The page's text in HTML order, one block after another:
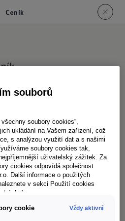
Ceník
orientační, doporučené
Užitkové vozy
s.r.o.), a nejsou nabídkou ve
souborů
soubory cookies“,
ukládání na Vašem zařízení, což
s analýzou využití dat a s našimi
soubory cookies tak,
uživatelský zážitek. Za
cookies odpovídá společnost
Další informace o použitých
v sekci Použití cookies
cookie Vždy aktivní